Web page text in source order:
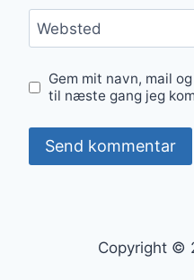
Websted
Gem mit navn, mail
til næste gang jeg
Copyright ©